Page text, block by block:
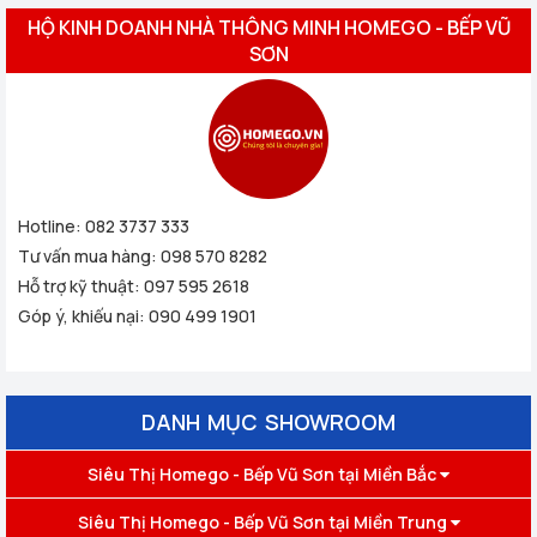
HỘ KINH DOANH NHÀ THÔNG MINH HOMEGO - BẾP VŨ
SƠN
Hotline: 082 3737 333
Tư vấn mua hàng: 098 570 8282
Hỗ trợ kỹ thuật: 097 595 2618
Góp ý, khiếu nại: 090 499 1901
DANH MỤC SHOWROOM
Siêu Thị Homego - Bếp Vũ Sơn tại Miền Bắc
Siêu Thị Homego - Bếp Vũ Sơn tại Miền Trung